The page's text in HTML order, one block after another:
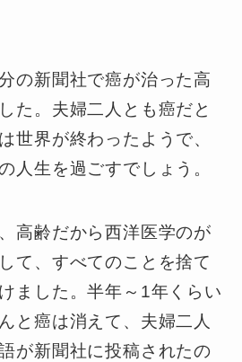
の新聞社で癌が治った高
た。夫婦二人とも癌だと
世界が終わったようで、
人生を過ごすでしょう。
高齢だから西洋医学のが
て、すべてのことを捨て
ました。半年～1年くらい
と癌は消えて、夫婦二人
が新聞社に投稿されたの